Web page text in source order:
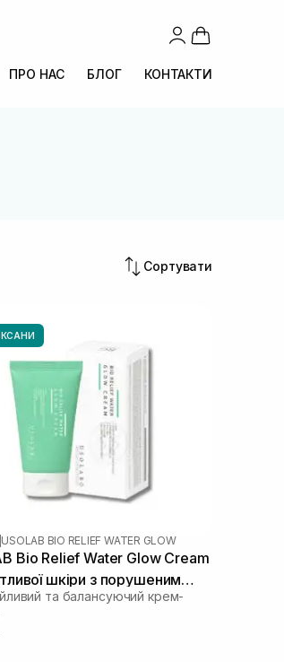
ПРО НАС БЛОГ КОНТАКТИ
Сортувати
USOLAB BIO RELIEF WATER GLOW
Bio Relief Water Glow Cream
шкіри з порушеним
50 млта балансуючий крем-